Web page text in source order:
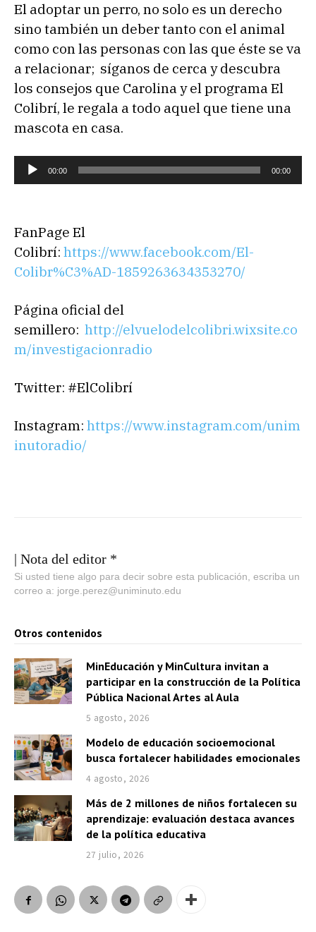
El adoptar un perro, no solo es un derecho
sino también un deber tanto con el animal
como con las personas con las que éste se va
a relacionar; síganos de cerca y descubra
los consejos que Carolina y el programa El
Colibrí, le regala a todo aquel que tiene una
mascota en casa.
e
r
o
d
c
t
o
d
a
u
00:00 00:00
FanPage El
Colibrí: https://www.facebook.com/El-
Colibr%C3%AD-1859263634353270/
Página oficial del
semillero: http://elvuelodelcolibri.wixsite.co
m/investigacionradio
Twitter: #ElColibrí
Instagram: https://www.instagram.com/unim
inutoradio/
| Nota del editor *
Si usted tiene algo para decir sobre esta publicación, escriba un
correo a: jorge.perez@uniminuto.edu
Otros contenidos
MinEducación y MinCultura invitan a
participar en la construcción de la Política
Pública Nacional Artes al Aula
5 agosto, 2026
Modelo de educación socioemocional
busca fortalecer habilidades emocionales
4 agosto, 2026
Más de 2 millones de niños fortalecen su
aprendizaje: evaluación destaca avances
de la política educativa
27 julio, 2026